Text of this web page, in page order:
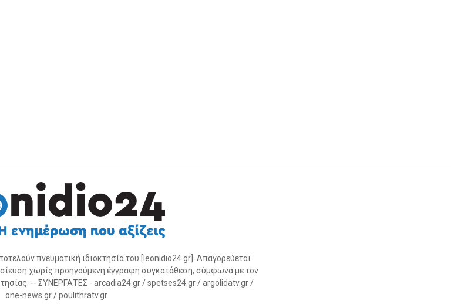
πνευματική ιδιοκτησία του [leonidio24.gr]. Απαγορεύεται
χωρίς προηγούμενη έγγραφη συγκατάθεση, σύμφωνα με τον
-- ΣΥΝΕΡΓΑΤΕΣ - arcadia24.gr / spetses24.gr / argolidatv.gr /
one-news.gr / poulithratv.gr